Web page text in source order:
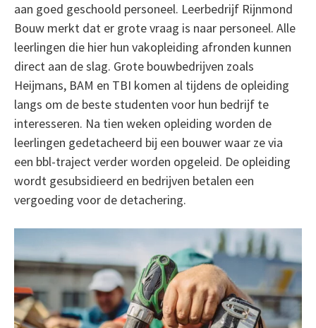
aan goed geschoold personeel. Leerbedrijf Rijnmond
Bouw merkt dat er grote vraag is naar personeel. Alle
leerlingen die hier hun vakopleiding afronden kunnen
direct aan de slag. Grote bouwbedrijven zoals
Heijmans, BAM en TBI komen al tijdens de opleiding
langs om de beste studenten voor hun bedrijf te
interesseren. Na tien weken opleiding worden de
leerlingen gedetacheerd bij een bouwer waar ze via
een bbl-traject verder worden opgeleid. De opleiding
wordt gesubsidieerd en bedrijven betalen een
vergoeding voor de detachering.